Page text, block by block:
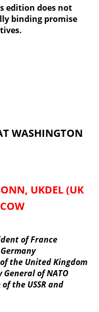
edition does not
binding promise
WASHINGTON
UKDEL (UK
of France
the United Kingdom
General of NATO
the USSR and